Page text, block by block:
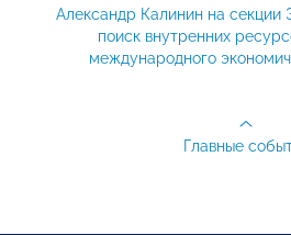
Александр Калинин на секции
поиск внутренних
международного
Главные